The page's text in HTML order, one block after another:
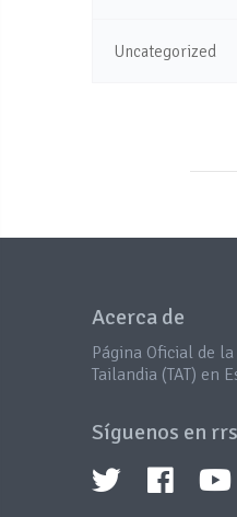
Uncategorized
Acerca de
Página Oficial de
Tailandia (TAT) en
Síguenos en